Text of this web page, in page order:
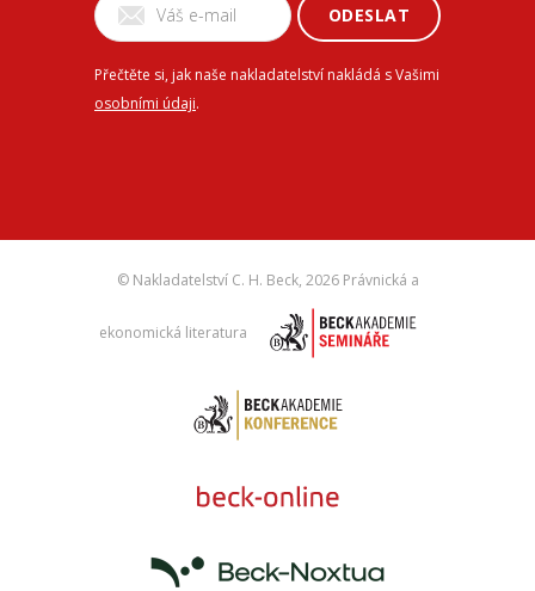
ODESLAT
Přečtěte si, jak naše nakladatelství nakládá s Vašimi
osobními údaji.
© Nakladatelství C. H. Beck, 2026 Právnická a
ekonomická literatura